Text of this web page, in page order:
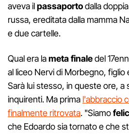
aveva ilpassaportodalla
russa, ereditata dalla mamma
e due cartelle.
Qual era lameta finaledel
al liceo Nervi di Morbegno, figlio
Sarà lui stesso, in queste ore, a
inquirenti. Ma prima l'abbraccio
finalmente ritrovata. "Siamo
che Edoardo sia tornato e che